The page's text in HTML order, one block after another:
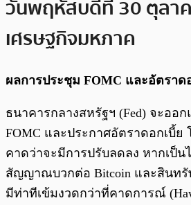
วันพฤหัสบดีที่ 30 ตุลา
เศรษฐกิจมหภาค
ผลการประชุม FOMC และอัตราด
ธนาคารกลางสหรัฐฯ (Fed) จะออ
FOMC และประกาศอัตราดอกเบี้
คาดว่าจะมีการปรับลดลง หากเป็น
สัญญาณบวกต่อ Bitcoin และสินทรั
มีท่าทีเข้มงวดกว่าที่คาดการณ์